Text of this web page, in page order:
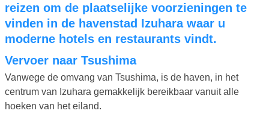
reizen om de plaatselijke voorzieningen te
vinden in de havenstad Izuhara waar u
moderne hotels en restaurants vindt.
Vervoer naar Tsushima
Vanwege de omvang van Tsushima, is de haven, in het
centrum van Izuhara gemakkelijk bereikbaar vanuit alle
hoeken van het eiland.